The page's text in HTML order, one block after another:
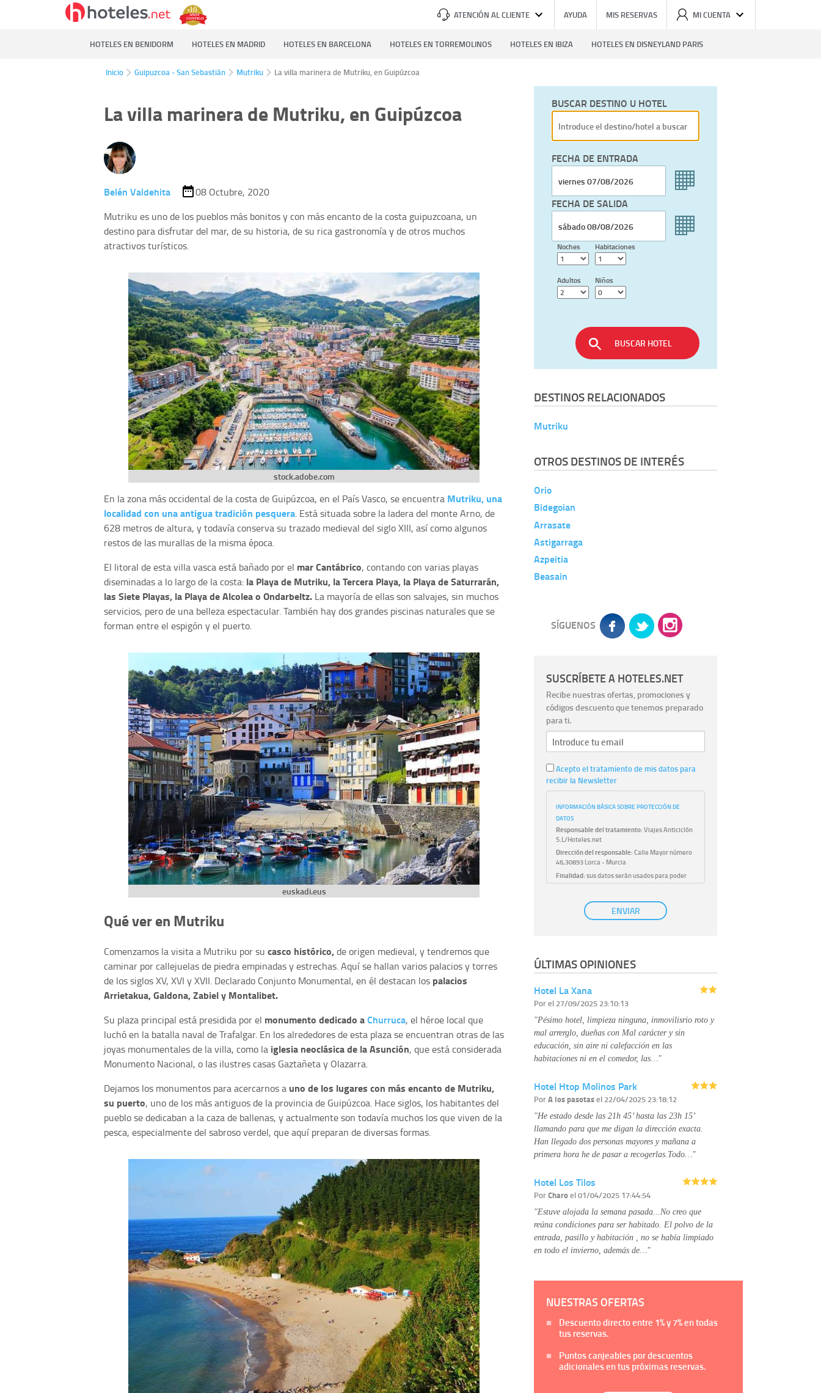
ATENCIÓN AL CLIENTE AYUDA MIS RESERVAS MI CUENTA
HOTELES EN BENIDORM HOTELES EN MADRID HOTELES EN BARCELONA HOTELES EN TORREMOLINOS HOTELES EN IBIZA HOTELES EN DISNEYLAND PARIS
Inicio Guipuzcoa - San Sebastián Mutriku La villa marinera de Mutriku, en Guipúzcoa
La villa marinera de Mutriku, en Guipúzcoa
Belén Valdehita
08 Octubre, 2020
Mutriku es uno de los pueblos más bonitos y con más encanto de la costa guipuzcoana, un
destino para disfrutar del mar, de su historia, de su rica gastronomía y de otros muchos
atractivos turísticos.
stock.adobe.com
En la zona más occidental de la costa de Guipúzcoa, en el País Vasco, se encuentra Mutriku, una
localidad con una antigua tradición pesquera. Está situada sobre la ladera del monte Arno, de
628 metros de altura, y todavía conserva su trazado medieval del siglo XIII, así como algunos
restos de las murallas de la misma época.
El litoral de esta villa vasca está bañado por el mar Cantábrico, contando con varias playas
diseminadas a lo largo de la costa: la Playa de Mutriku, la Tercera Playa, la Playa de Saturrarán,
las Siete Playas, la Playa de Alcolea o Ondarbeltz. La mayoría de ellas son salvajes, sin muchos
servicios, pero de una belleza espectacular. También hay dos grandes piscinas naturales que se
forman entre el espigón y el puerto.
euskadi.eus
Qué ver en Mutriku
Comenzamos la visita a Mutriku por su casco histórico,de origen medieval, y tendremos que
caminar por callejuelas de piedra empinadas y estrechas. Aquí se hallan varios palacios y torres
de los siglos XV, XVI y XVII. Declarado Conjunto Monumental, en él destacan los palacios
Arrietakua, Galdona, Zabiel y Montalibet.
Su plaza principal está presidida por el monumento dedicado aChurruca, el héroe local que
luchó en la batalla naval de Trafalgar. En los alrededores de esta plaza se encuentran otras de las
joyas monumentales de la villa, como la iglesia neoclásica de la Asunción, que está considerada
Monumento Nacional, o las ilustres casas Gaztañeta y Olazarra.
Dejamos los monumentos para acercarnos a uno de los lugares con más encanto de Mutriku,
su puerto, uno de los más antiguos de la provincia de Guipúzcoa. Hace siglos, los habitantes del
pueblo se dedicaban a la caza de ballenas, y actualmente son todavía muchos los que viven de la
pesca, especialmente del sabroso verdel, que aquí preparan de diversas formas.
BUSCAR DESTINO U HOTEL
FECHA DE ENTRADA
FECHA DE SALIDA
Noches Habitaciones
Adultos Niños
BUSCAR HOTEL
DESTINOS RELACIONADOS
Mutriku
OTROS DESTINOS DE INTERÉS
Orio
Bidegoian
Arrasate
Astigarraga
Azpeitia
Beasain
SÍGUENOS
SUSCRÍBETE A HOTELES.NET
Recibe nuestras ofertas, promociones y
códigos descuento que tenemos preparado
para ti.
Acepto el tratamiento de mis datos para
recibir la Newsletter
INFORMACIÓN BÁSICA SOBRE PROTECCIÓN DE
DATOS
Responsable del tratamiento:Viajes Anticiclón
S.L/Hoteles.net
Dirección del responsable:Calle Mayor número
46,30893 Lorca - Murcia
Finalidad:sus datos serán usados para poder
atender sus solicitudes y prestarle nuestros
Publicidad: solo le enviaremos publicidad con su
autorización previa, que podrá facilitarnos
con su consentimiento previo, que podrá
facilitarnos mediante la casilla correspondiente
Destinatarios:
personal de nuestra entidad que esté
conocimiento de la información que le pedimos.
No se comunicarán datos a terceros.
Derechos: tiene derecho a saber qué
información tenemos sobre usted, corregirla y
eliminarla, tal y como se explica en la
página web.
Información complementaria:Puede consultar
tratamos sus datos en lapolítica de privacidad
ENVIAR
ÚLTIMAS OPINIONES
Hotel La Xana
Porel 27/09/2025 23:10:13
"Pésimo hotel, limpieza ninguna, inmovilisrio roto y
mal arrerglo, dueñas con Mal carácter y sin
educación, sin aire ni calefacción en las
habitaciones ni en el comedor, las…"
Hotel Htop Molinos Park
PorA los pasotasel 22/04/2025 23:18:12
"He estado desde las 21h 45’ hasta las 23h 15’
llamando para que me digan la dirección exacta.
Han llegado dos personas mayores y mañana a
primera hora he de pasar a recogerlas.Todo…"
Hotel Los Tilos
PorCharoel 01/04/2025 17:44:54
"Estuve alojada la semana pasada...No creo que
reúna condiciones para ser habitado. El polvo de la
entrada, pasillo y habitación , no se había limpiado
en todo el invierno, además de…"
NUESTRAS OFERTAS
Descuento directo entre 1%y7%en todas
tus reservas.
Puntos canjeables por descuentos
adicionales en tus próximas reservas.